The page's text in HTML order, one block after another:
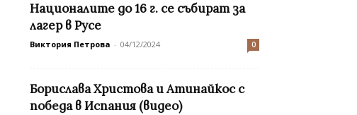
Националите до 16 г. се събират за
лагер в Русе
Виктория Петрова - 04/12/2024 0
Борислава Христова и Атинайкос с
победа в Испания (видео)